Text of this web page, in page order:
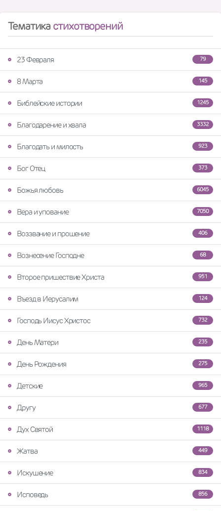
Тематикастихотворений
79
23 Февраля
145
8 Марта
1245
Библейские истории
3332
Благодарение и хвала
923
Благодать и милость
373
Бог Отец
6045
Божья любовь
7050
Вера и упование
406
Воззвание и прошение
68
Вознесение Господне
951
Второе пришествие Христа
124
Въезд в Иерусалим
732
Господь Иисус Христос
235
День Матери
275
День Рождения
965
Детские
677
Другу
1118
Дух Святой
449
Жатва
834
Искушение
856
Исповедь